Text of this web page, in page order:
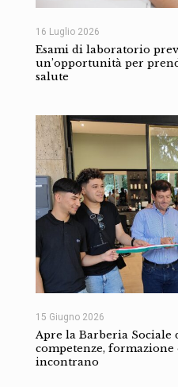
16 Luglio 2026
Esami di laboratorio
un’opportunità per
salute
15 Giugno 2026
Apre la Barberia Sociale
competenze,
incontrano